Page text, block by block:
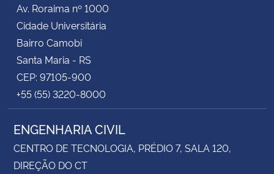
Av. Roraima nº 1000
Cidade Universitária
Bairro Camobi
Santa Maria - RS
CEP: 97105-900
+55 (55) 3220-8000
ENGENHARIA CIVIL
CENTRO DE TECNOLOGIA, PRÉDIO 7, SALA 120,
DIREÇÃO DO CT